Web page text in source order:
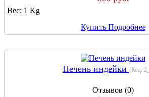
Вес: 1 Kg
Купить Подробнее
Печень индейки (Код:
Отзывов (0)